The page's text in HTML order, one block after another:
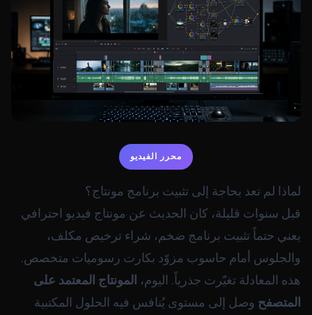
محرر الفيديو
لماذا لم تعد بحاجة إلى تثبيت برنامج مونتاج؟
قبل سنوات قليلة، كان الحديث عن مونتاج فيديو احترافي
يعني حتماً تثبيت برنامج ضخم، شراء ترخيص مكلف،
والجلوس أمام حاسوب مزوّد بكارت رسوميات متخصص.
هذه المعادلة تغيّرت جذرياً. اليوم، المونتاج المعتمد على
المتصفح وصل إلى مستوى يُنافس فيه الحلول المكتبية